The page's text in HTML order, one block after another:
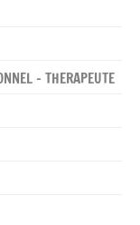
– THERAPEUTE